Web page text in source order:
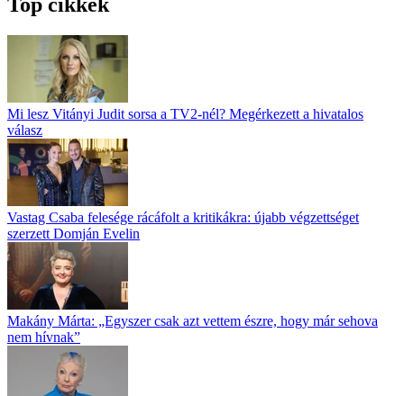
Mi lesz Vitányi Judit sorsa a TV2-nél? Megérkezett a hivatalos
válasz
Vastag Csaba felesége rácáfolt a kritikákra: újabb végzettséget
szerzett Domján Evelin
Makány Márta: „Egyszer csak azt vettem észre, hogy már sehova
nem hívnak”